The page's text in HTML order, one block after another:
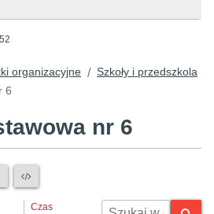
organizacyjne / Szkoły i przedszkola
6
nr 6
Czas